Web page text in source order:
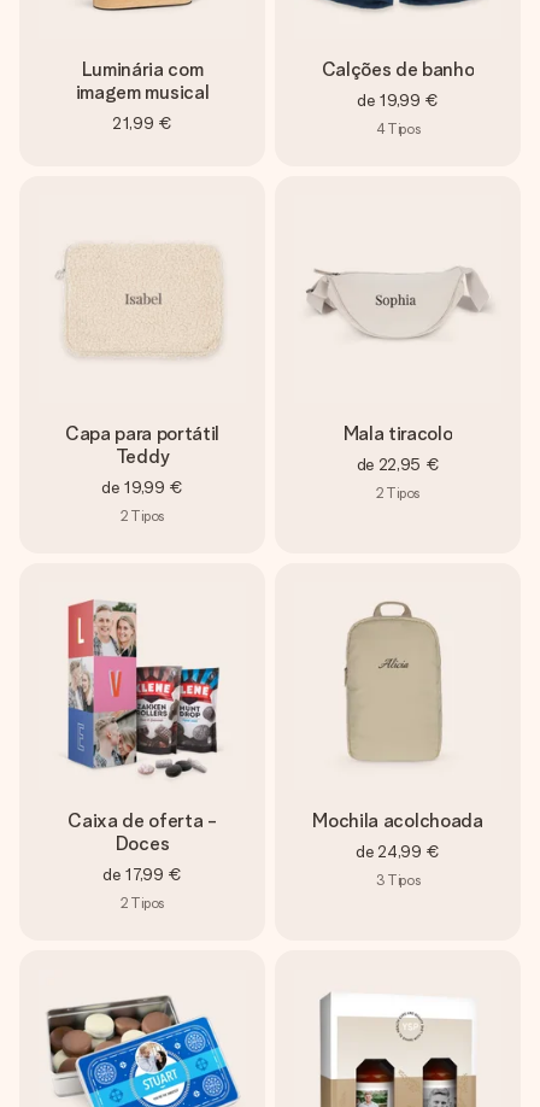
Luminária com
imagem musical
21,99 €
Calções de banho
de 19,99 €
4Tipos
Capa para portátil
Teddy
de 19,99 €
2 Tipos
Mala tiracolo
de 22,95 €
2 Tipos
Caixa de oferta -
Doces
de 17,99 €
2 Tipos
Mochila acolchoada
de 24,99 €
3 Tipos